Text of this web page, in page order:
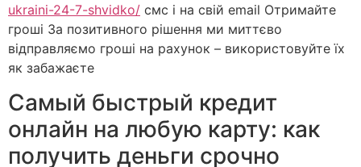
ukraini-24-7-shvidko/ смс і на свій email Отримайте
гроші За позитивного рішення ми миттєво
відправляємо гроші на рахунок – використовуйте їх
як забажаєте
Самый быстрый кредит
онлайн на любую карту: как
получить деньги срочно